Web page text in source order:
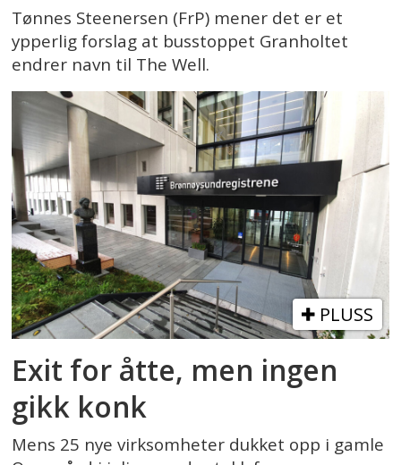
Tønnes Steenersen (FrP) mener det er et
ypperlig forslag at busstoppet Granholtet
endrer navn til The Well.
PLUSS
Exit for åtte, men ingen
gikk konk
Mens 25 nye virksomheter dukket opp i gamle